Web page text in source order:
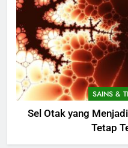
SAINS &
Sel Otak yang
Tetap